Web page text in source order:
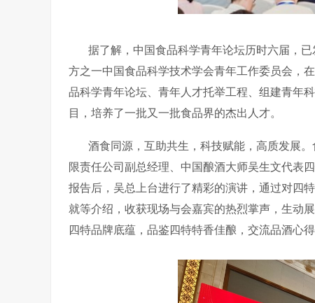
据了解，中国食品科学青年论坛历时六届，
方之一中国食品科学技术学会青年工作委员会，
品科学青年论坛、青年人才托举工程、组建青年
目，培养了一批又一批食品界的杰出人才。
酒食同源，互助共生，科技赋能，高质发展
限责任公司副总经理、中国酿酒大师吴生文代表
报告后，吴总上台进行了精彩的演讲，通过对四
就等介绍，收获现场与会嘉宾的热烈掌声，生动
四特品牌底蕴，品鉴四特特香佳酿，交流品酒心